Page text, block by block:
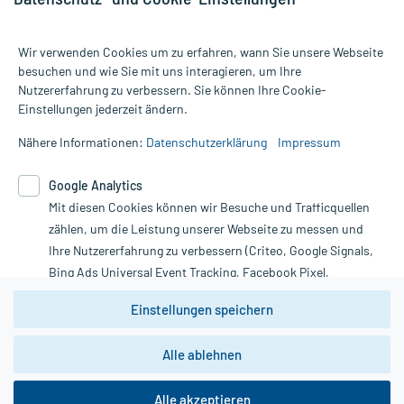
Alle Preise gelten inkl. MwSt., ggf. zzgl. Versandkosten
Informationen auf dieser Website werden ausschließlich für
die Untersuchung und Behandlung durch einen Arzt. Bitte
Therapien eingeleitet werden können. | Diese Webseite benutzt
Google Analytics. Lesen Sie bitte dazu die wichtigen Hinweise in
unserer Datenschutzerklärung. Für den Widerruf einer Bestellung
nutzen Sie das Formular:
Vertrag widerrufen
*Hinweise zu unseren Aktionen und Bewertungen
Wir verwenden Cookies um zu erfahren, wann Sie unsere Webseite
besuchen und wie Sie mit uns interagieren, um Ihre
Nutzererfahrung zu verbessern. Sie können Ihre Cookie-
Einstellungen jederzeit ändern.
Nähere Informationen: Datenschutzerklärung Impressum
Google Analytics
Mit diesen Cookies können wir Besuche und Trafficquellen
zählen, um die Leistung unserer Webseite zu messen und
Ihre Nutzererfahrung zu verbessern (Criteo, Google Signals,
Bing Ads Universal Event Tracking, Facebook Pixel,
Youtube-Social Plugin).
Wir weisen darauf hin, dass die
zwingend den Europäischen Anforderungen gem. EU-
DSGVO genügen und ein Datentransfer in Drittstaaten bzw.
Einstellungen speichern
Alle ablehnen
Alle akzeptieren